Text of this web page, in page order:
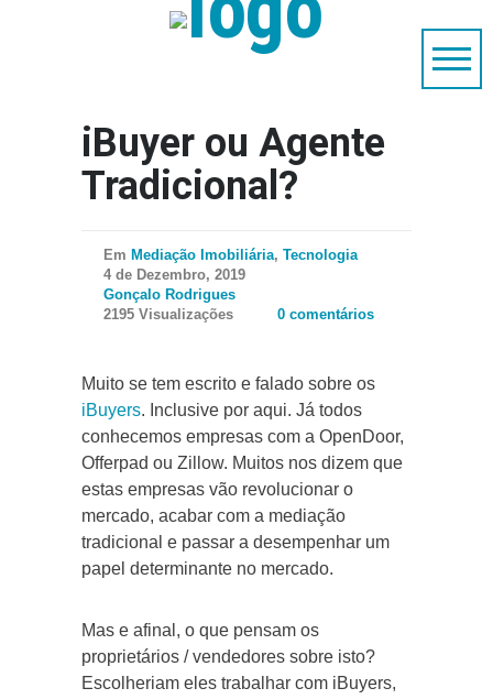
iBuyer ou Agente
Tradicional?
Em Mediação Imobiliária, Tecnologia
4 de Dezembro, 2019
Gonçalo Rodrigues
2195 Visualizações
0 comentários
Muito se tem escrito e falado sobre os
iBuyers. Inclusive por aqui. Já todos
conhecemos empresas com a OpenDoor,
Offerpad ou Zillow. Muitos nos dizem que
estas empresas vão revolucionar o
mercado, acabar com a mediação
tradicional e passar a desempenhar um
papel determinante no mercado.
Mas e afinal, o que pensam os
proprietários / vendedores sobre isto?
Escolheriam eles trabalhar com iBuyers,